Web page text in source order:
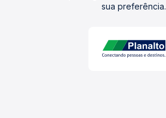
sua preferência.